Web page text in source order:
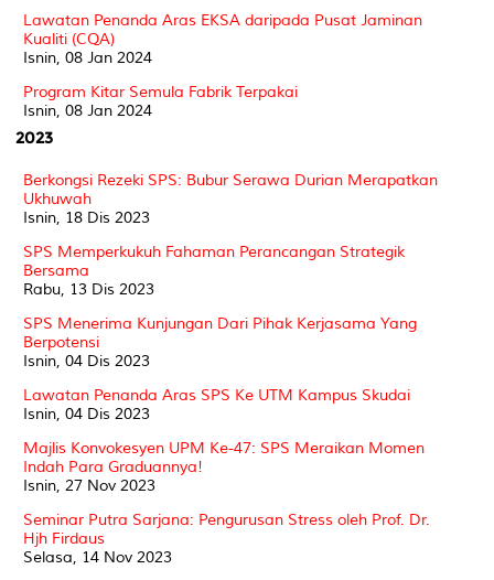
Lawatan Penanda Aras EKSA daripada Pusat Jaminan
Kualiti (CQA)
Isnin, 08 Jan 2024
Program Kitar Semula Fabrik Terpakai
Isnin, 08 Jan 2024
2023
Berkongsi Rezeki SPS: Bubur Serawa Durian Merapatkan
Ukhuwah
Isnin, 18 Dis 2023
SPS Memperkukuh Fahaman Perancangan Strategik
Bersama
Rabu, 13 Dis 2023
SPS Menerima Kunjungan Dari Pihak Kerjasama Yang
Berpotensi
Isnin, 04 Dis 2023
Lawatan Penanda Aras SPS Ke UTM Kampus Skudai
Isnin, 04 Dis 2023
Majlis Konvokesyen UPM Ke-47: SPS Meraikan Momen
Indah Para Graduannya!
Isnin, 27 Nov 2023
Seminar Putra Sarjana: Pengurusan Stress oleh Prof. Dr.
Hjh Firdaus
Selasa, 14 Nov 2023